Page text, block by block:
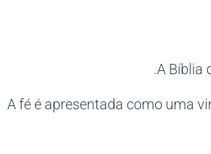
A Bíblia
A fé é apresentada como uma